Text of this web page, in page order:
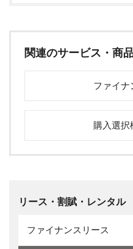
関連のサービス・商
ファイナ
購入選択
リース・割賦・レンタル
ファイナンスリース